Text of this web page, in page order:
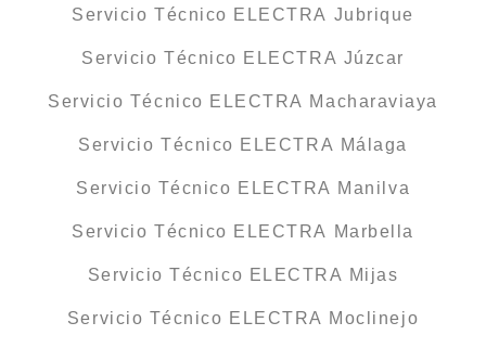
Servicio Técnico ELECTRA Jubrique
Servicio Técnico ELECTRA Júzcar
Servicio Técnico ELECTRA Macharaviaya
Servicio Técnico ELECTRA Málaga
Servicio Técnico ELECTRA Manilva
Servicio Técnico ELECTRA Marbella
Servicio Técnico ELECTRA Mijas
Servicio Técnico ELECTRA Moclinejo